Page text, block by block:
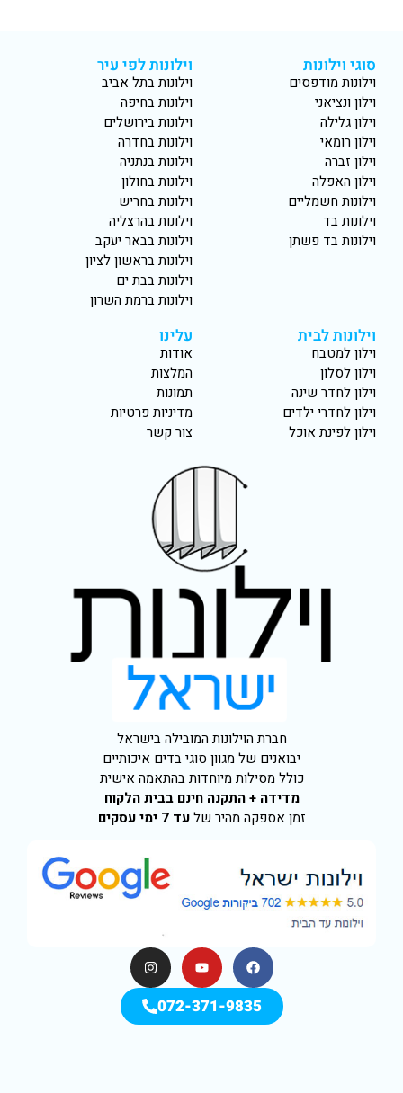
סוגי וילונות
וילונות מודפסים
וילון ונציאני
וילון גלילה
וילון רומאי
וילון זברה
וילון האפלה
וילונות חשמליים
וילונות בד
וילונות בד פשתן
וילונות לפי עיר
וילונות בתל אביב
וילונות בחיפה
וילונות בירושלים
וילונות בחדרה
וילונות בנתניה
וילונות בחולון
וילונות בחריש
וילונות בהרצליה
וילונות בבאר יעקב
וילונות בראשון לציון
וילונות בבת ים
וילונות ברמת השרון
וילונות לבית
וילון למטבח
וילון לסלון
וילון לחדר שינה
וילון לחדרי ילדים
וילון לפינת אוכל
עלינו
אודות
המלצות
תמונות
מדיניות פרטיות
צור קשר
חברת הוילונות המובילה בישראל
יבואנים של מגוון סוגי בדים איכותיים
כולל מסילות מיוחדות בהתאמה אישית
מדידה + התקנה חינם בבית הלקוח
זמן אספקה מהיר שלעד 7 ימי עסקים
072-371-9835